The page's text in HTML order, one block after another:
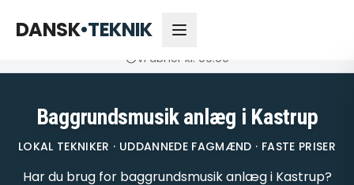
DANSK•TEKNIK
Åbner kl. 09:00
Vi åbner kl. 09:00
Baggrundsmusik anlæg i Kastrup
LOKAL TEKNIKER · UDDANNEDE FAGMÆND · FASTE PRISER
Har du brug for baggrundsmusik anlæg i Kastrup?